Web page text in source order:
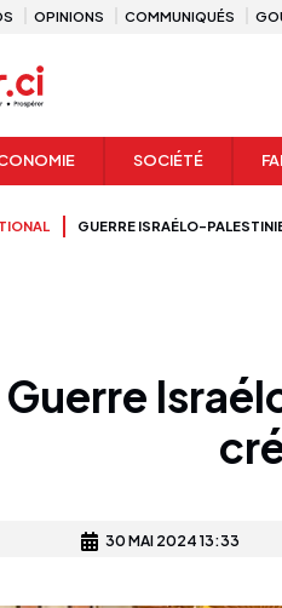
OPINIONS COMMUNIQUÉS
SOCIÉTÉ
GUERRE ISRAÉLO-
Guerre
30 MAI 2024 13:33